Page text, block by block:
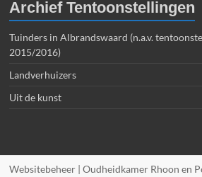
Archief Tentoonstellingen
Tuinders in Albrandswaard (n.a.v.
2015/2016)
Landverhuizers
Uit de kunst
Websitebeheer | Oudheidkamer Rhoon en